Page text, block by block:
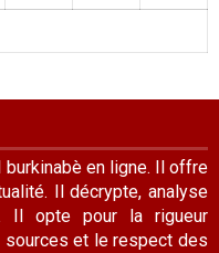
en ligne. Il offre
Il décrypte, analyse
Il opte pour la rigueur
sources et le respect des